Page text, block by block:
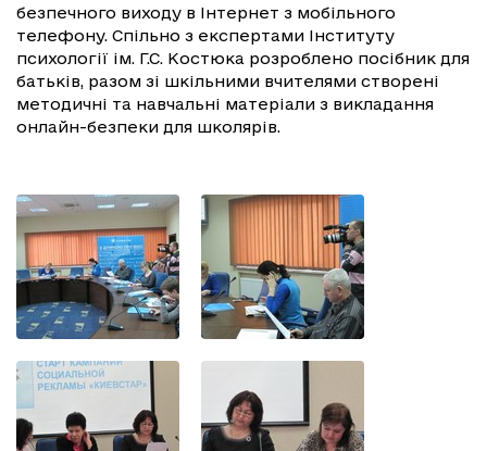
безпечного виходу в Інтернет з мобільного
телефону. Спільно з експертами Інституту
психології ім. Г.С. Костюка розроблено посібник для
батьків, разом зі шкільними вчителями створені
методичні та навчальні матеріали з викладання
онлайн-безпеки для школярів.